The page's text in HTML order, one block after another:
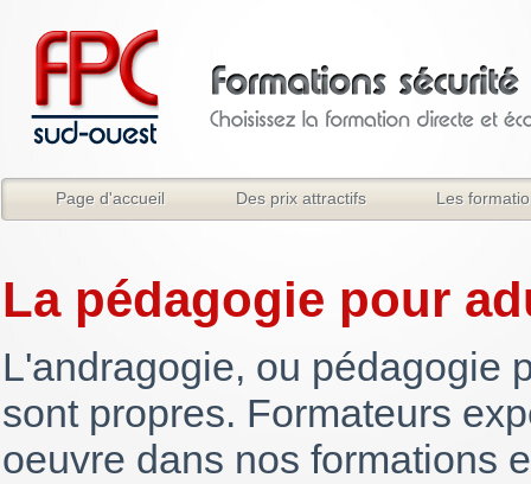
Page d'accueil Des prix attractifs Les
La pédagogie pour
L'andragogie, ou pédagogie
sont propres. Formateurs
oeuvre dans nos formations